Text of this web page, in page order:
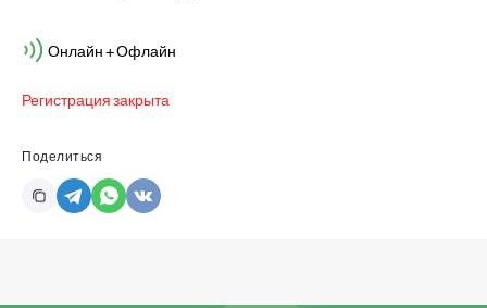
Онлайн + Офлайн
Регистрация закрыта
Поделиться